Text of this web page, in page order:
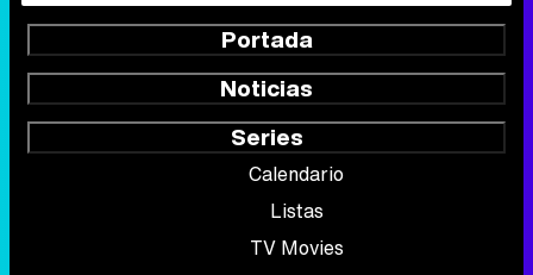
Portada
Noticias
Series
Calendario
Listas
TV Movies